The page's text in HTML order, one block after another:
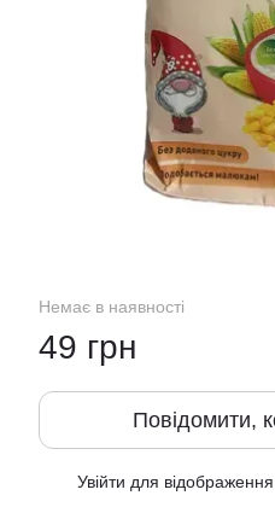
Немає в наявності
49 грн
Повідомити,
Увійти для